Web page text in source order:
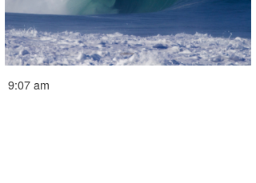
9:07 am
SancheZ
ゴン